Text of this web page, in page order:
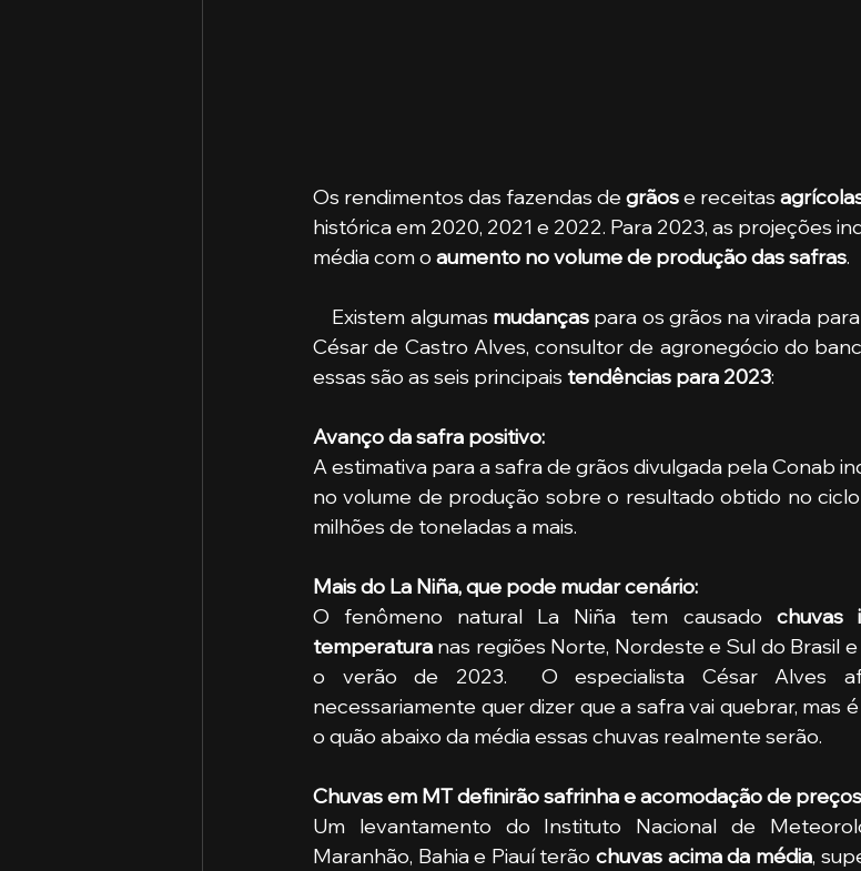
Os rendimentos das fazendas de grãos e receitas
histórica em 2020, 2021 e 2022. Para 2023, as projeções
média com o aumento no volume de produção das safras.
    Existem algumas
mudanças para os grãos na virada para
César de Castro Alves, consultor de agronegócio do
essas são as seis principais tendências para 2023:
Avanço da safra positivo:
A estimativa para a safra de grãos divulgada pela Conab
no volume de produção sobre o resultado obtido no
milhões de toneladas a mais.
Mais do La Niña, que pode mudar cenário:
O fenômeno natural La Niña tem causado chuvas
temperatura nas regiões Norte, Nordeste e Sul do Brasil
o verão de 2023.  O especialista César Alves
necessariamente quer dizer que a safra vai quebrar, mas
o quão abaixo da média essas chuvas realmente serão.
Chuvas em MT definirão safrinha e acomodação de
Um levantamento do Instituto Nacional de
Maranhão, Bahia e Piauí terão chuvas acima da média,